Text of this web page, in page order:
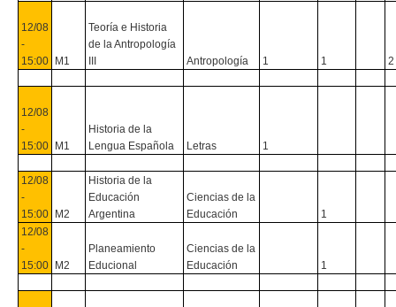
12/08
-
15:00
M1
Teoría e Historia
de la Antropología
Antropología 1 1 2
12/08
-
15:00
M1
Historia de la
Lengua Española
Letras 1
12/08
-
15:00
M2
Historia de la
Educación
Argentina
Ciencias de la
Educación
1
12/08
-
15:00
M2
Planeamiento
Educional
Ciencias de la
Educación
1